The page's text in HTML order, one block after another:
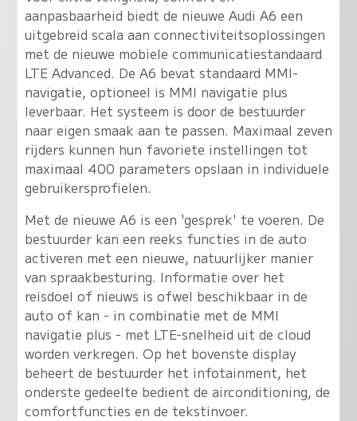
aanpasbaarheid biedt de nieuwe Audi A6 een
uitgebreid scala aan connectiviteitsoplossingen
met de nieuwe mobiele communicatiestandaard
LTE Advanced. De A6 bevat standaard MMI-
navigatie, optioneel is MMI navigatie plus
leverbaar. Het systeem is door de bestuurder
naar eigen smaak aan te passen. Maximaal zeven
rijders kunnen hun favoriete instellingen tot
maximaal 400 parameters opslaan in individuele
gebruikersprofielen.
Met de nieuwe A6 is een 'gesprek' te voeren. De
bestuurder kan een reeks functies in de auto
activeren met een nieuwe, natuurlijker manier
van spraakbesturing. Informatie over het
reisdoel of nieuws is ofwel beschikbaar in de
auto of kan - in combinatie met de MMI
navigatie plus - met LTE-snelheid uit de cloud
worden verkregen. Op het bovenste display
beheert de bestuurder het infotainment, het
onderste gedeelte bedient de airconditioning, de
comfortfuncties en de tekstinvoer.